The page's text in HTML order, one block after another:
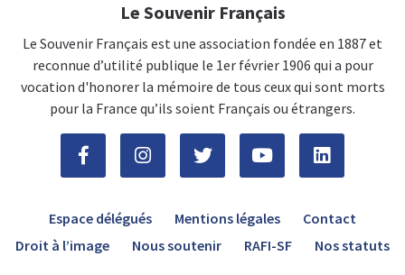
Le Souvenir Français
Le Souvenir Français est une association fondée en 1887 et
reconnue d’utilité publique le 1er février 1906 qui a pour
vocation d'honorer la mémoire de tous ceux qui sont morts
pour la France qu’ils soient Français ou étrangers.
Espace délégués Mentions légales
Contact
Droit à l’image
Nous soutenir RAFI-SF Nos statuts